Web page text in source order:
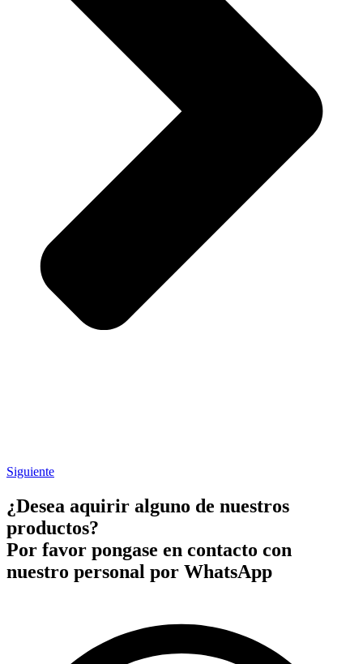
Siguiente
¿Desea aquirir alguno de nuestros
productos?
Por favor pongase en contacto con
nuestro personal por WhatsApp